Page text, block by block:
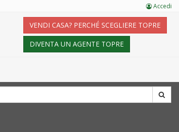
VENDI CASA? PERCHÉ SCEGLIERE TOPRE
DIVENTA UN AGENTE TOPRE
Accedi